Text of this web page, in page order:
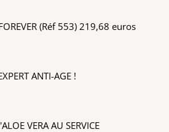
(Réf 553) 219,68 euros
ANTI-AGE !
VERA AU SERVICE